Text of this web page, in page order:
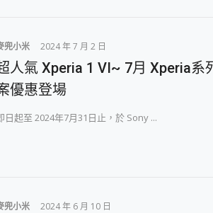
嘉寬頻 SoundBox 劇院串流盒 開箱 評測
費線上去聲器一鍵去除人聲 人聲 音樂分
~~ iToolab AnyGo 魔物獵人 Now飛人
一次充5個設備 充好充滿 CUKTECH 酷態
是這麼簡單 EaseUS Data Recovery
有深度的 Leica 影像旗艦手機! 加碼小旗
兜小米 2024 年 7 月 2 日
人氣 Xperia 1 VI~ 7月 Xperia系
優惠登場
日起至 2024年7月31日止，於 Sony ...
兜小米 2024 年 6 月 10 日